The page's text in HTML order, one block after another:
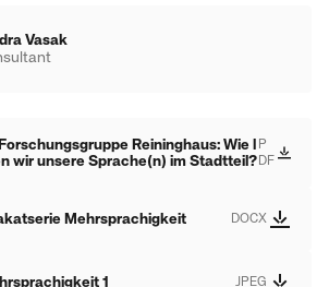
Vasak
Reininghaus: Wie l
wir unsere Sprache(n) im Stadtteil?
P
DF
Mehrsprachigkeit DOCX
1 JPEG